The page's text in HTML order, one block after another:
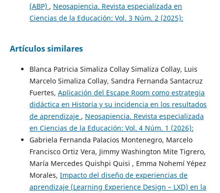
(ABP) , Neosapiencia. Revista especializada en
Ciencias de la Educación: Vol. 3 Núm. 2 (2025):
Artículos similares
Blanca Patricia Simaliza Collay Simaliza Collay, Luis
Marcelo Simaliza Collay, Sandra Fernanda Santacruz
Fuertes, Aplicación del Escape Room como estrategia
didáctica en Historia y su incidencia en los resultados
de aprendizaje , Neosapiencia. Revista especializada
en Ciencias de la Educación: Vol. 4 Núm. 1 (2026):
Gabriela Fernanda Palacios Montenegro, Marcelo
Francisco Ortiz Vera, Jimmy Washington Mite Tigrero,
María Mercedes Quishpi Quisi , Emma Nohemí Yépez
Morales, Impacto del diseño de experiencias de
aprendizaje (Learning Experience Design – LXD) en la